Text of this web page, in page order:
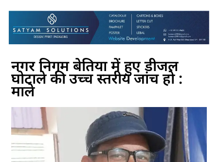
नगर निगम बेतिया में हुए डीजल
घोटाले की उच्च स्तरीय जांच हो :
माले